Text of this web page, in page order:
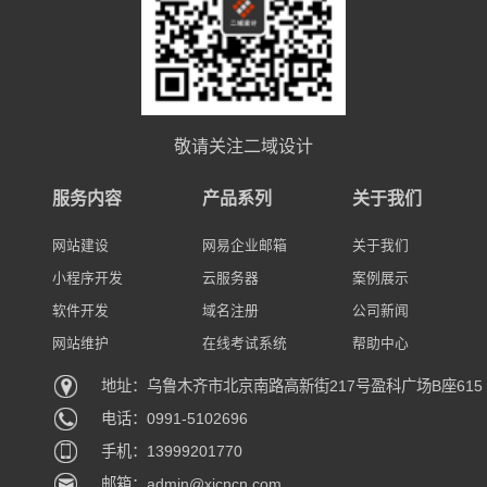
敬请关注二域设计
服务内容
网站建设
小程序开发
软件开发
网站维护
产品系列
网易企业邮箱
云服务器
域名注册
在线考试系统
关于我们
关于我们
案例展示
公司新闻
帮助中心
地址：乌鲁木齐市北京南路高新街217号盈科广场B座615
电话：0991-5102696
手机：13999201770
邮箱：admin@xjcncn.com